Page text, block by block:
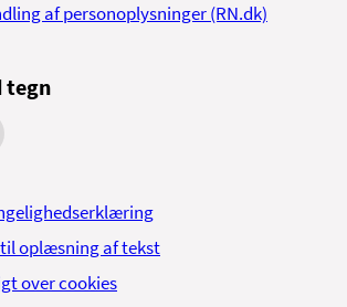
af personoplysninger (RN.dk)
tegn
til oplæsning af tekst
over cookies